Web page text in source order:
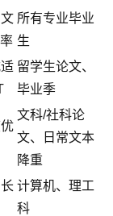
所有专业毕业
生
留学生论文、
毕业季
文科/社科论
文、日常文本
降重
计算机、理工
科